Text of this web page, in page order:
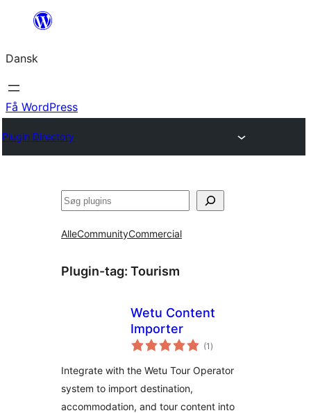
Spring
indhold
Dansk
Få WordPress
Plugin Directory
Søg
AlleCommunityCommercial
Plugin-tag: Tourism
Wetu Content
Importer
(1 totale
bedømmelser
)
Integrate with the Wetu Tour Operator
system to import destination,
accommodation, and tour content into